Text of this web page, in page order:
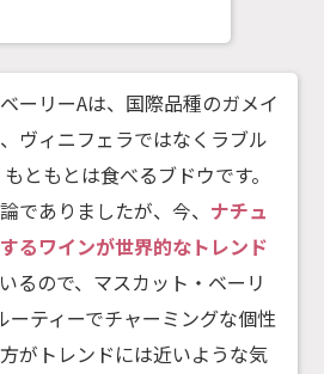
ーリーAは、国際品種のガメイ
ヴィニフェラではなくラブル
ともとは食べるブドウです。
でありましたが、今、 ナチュ
るワインが世界的なトレンド
るので、マスカット・ベーリ
ーティーでチャーミングな個性
がトレンドには近いような気